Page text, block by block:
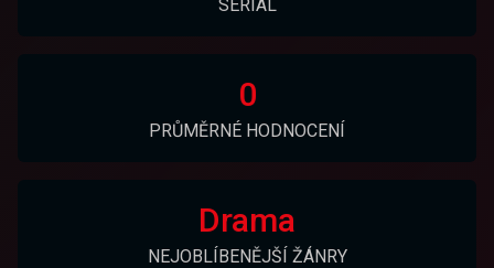
SERIÁL
0
PRŮMĚRNÉ HODNOCENÍ
Drama
NEJOBLÍBENĚJŠÍ ŽÁNRY